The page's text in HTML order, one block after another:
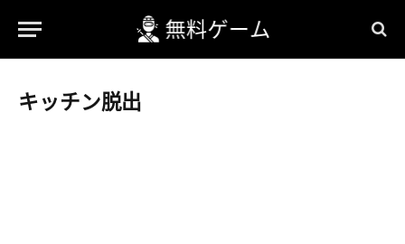
キッチン脱出